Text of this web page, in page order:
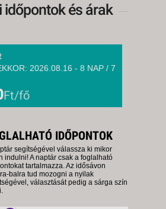
időpontok és árak
2026.08.16 - 8 NAP / 7
Ft/fő
IDŐPONTOK
segítségével válassza ki mikor
indulni! A naptár csak a foglalható
tartalmazza. Az idősávon
balra tud mozogni a nyilak
választását pedig a sárga szín